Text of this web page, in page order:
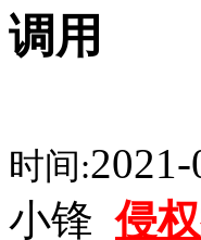
调用
时间:
小锋侵